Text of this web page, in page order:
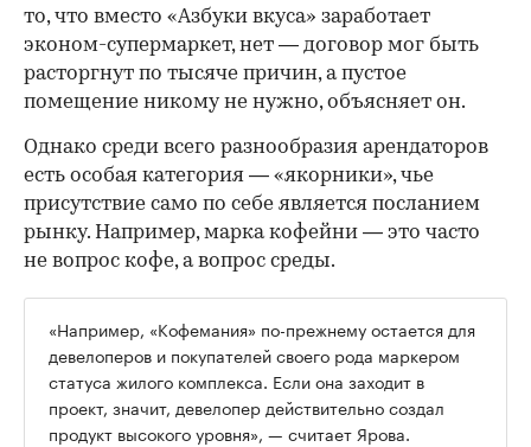
то, что вместо «Азбуки вкуса» заработает
эконом-супермаркет, нет — договор мог быть
расторгнут по тысяче причин, а пустое
помещение никому не нужно, объясняет он.
Однако среди всего разнообразия арендаторов
есть особая категория — «якорники», чье
присутствие само по себе является посланием
рынку. Например, марка кофейни — это часто
не вопрос кофе, а вопрос среды.
«Например, «Кофемания» по-прежнему остается для
девелоперов и покупателей своего рода маркером
статуса жилого комплекса. Если она заходит в
проект, значит, девелопер действительно создал
продукт высокого уровня», — считает Ярова.